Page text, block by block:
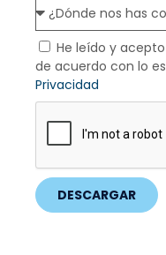
He leído y
de acuerdo con lo
Privacidad
DESCARGAR